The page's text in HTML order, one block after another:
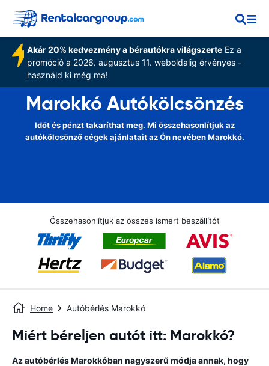
Akár 20% kedvezmény a bérautókra világszerteEz a
promóció a 2026. augusztus 11. weboldalig érvényes -
használd ki még ma!
Marokkó Autókölcsönzés
Időt és pénzt takaríthat meg. Mi összehasonlítjuk az
autókölcsönző cégek ajánlatait az Ön nevében Marokkó.
Összehasonlítjuk az összes ismert beszállítót
Home Autóbérlés Marokkó
Miért béreljen autót itt: Marokkó?
Az autóbérlés Marokkóban nagyszerű módja annak, hogy